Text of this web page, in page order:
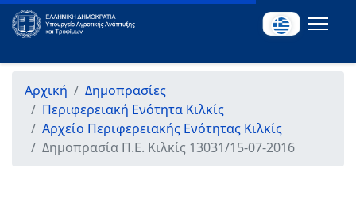
Αρχική
Δημοπρασίες
Περιφερειακή Ενότητα Κιλκίς
Αρχείο Περιφερειακής Ενότητας Κιλκίς
Δημοπρασία Π.Ε. Κιλκίς 13031/15-07-2016